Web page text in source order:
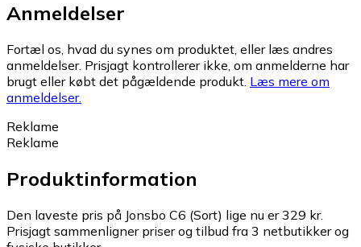
Anmeldelser
Fortæl os, hvad du synes om produktet, eller læs andres
anmeldelser. Prisjagt kontrollerer ikke, om anmelderne har
brugt eller købt det pågældende produkt. Læs mere om
anmeldelser.
Reklame
Reklame
Produktinformation
Den laveste pris på Jonsbo C6 (Sort) lige nu er 329 kr.
Prisjagt sammenligner priser og tilbud fra 3 netbutikker og